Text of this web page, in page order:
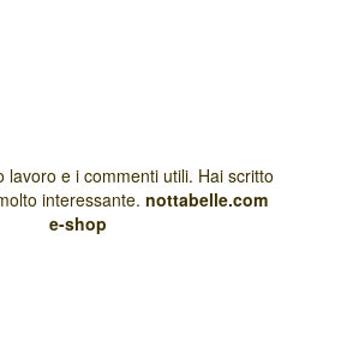
lavoro e i commenti utili. Hai scritto
interessante. nottabelle.com
e-shop